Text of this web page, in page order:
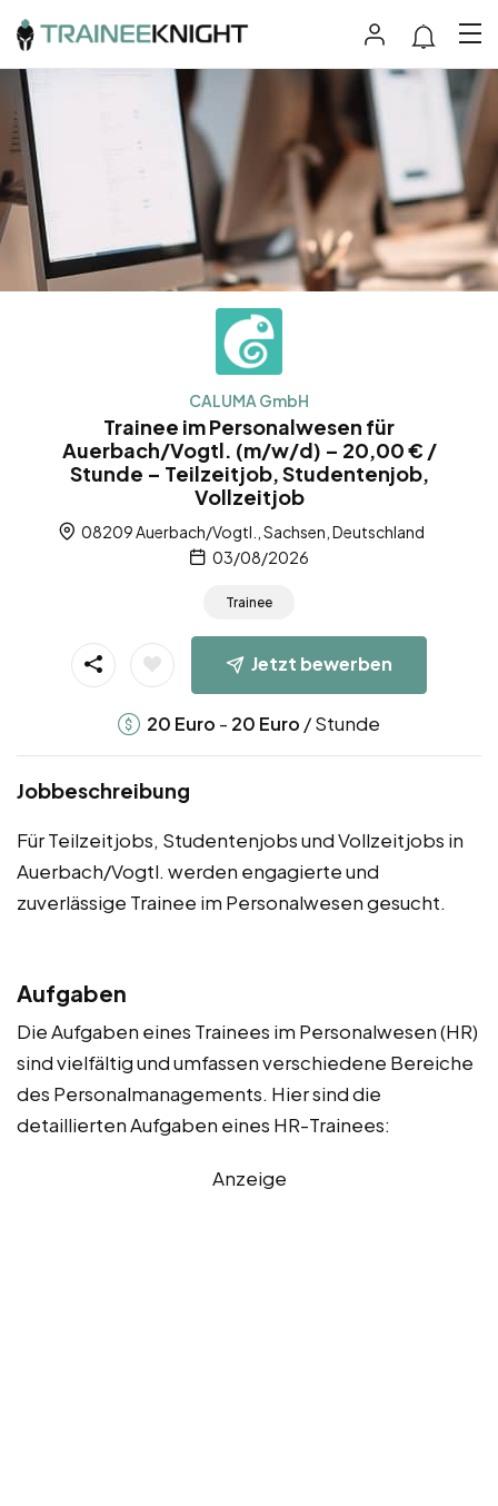
CALUMA GmbH
Trainee im Personalwesen für
Auerbach/Vogtl. (m/w/d) – 20,00 € /
Stunde – Teilzeitjob, Studentenjob,
Vollzeitjob
08209 Auerbach/Vogtl., Sachsen, Deutschland
03/08/2026
Trainee
Jetzt bewerben
20 Euro - 20 Euro / Stunde
Jobbeschreibung
Für Teilzeitjobs, Studentenjobs und Vollzeitjobs in
Auerbach/Vogtl. werden engagierte und
zuverlässige Trainee im Personalwesen gesucht.
Aufgaben
Die Aufgaben eines Trainees im Personalwesen (HR)
sind vielfältig und umfassen verschiedene Bereiche
des Personalmanagements. Hier sind die
detaillierten Aufgaben eines HR-Trainees:
Anzeige